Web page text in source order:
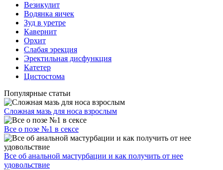
Везикулит
Водянка яичек
Зуд в уретре
Кавернит
Орхит
Слабая эрекция
Эректильная дисфункция
Катетер
Цистостома
Популярные статьи
Сложная мазь для носа взрослым
Все о позе №1 в сексе
Все об анальной мастурбации и как получить от нее
удовольствие